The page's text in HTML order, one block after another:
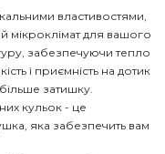
властивостями,
мікроклімат для вашого
забезпечуючи тепло
і приємність на дотик
затишку.
кульок - це
яка забезпечить вам